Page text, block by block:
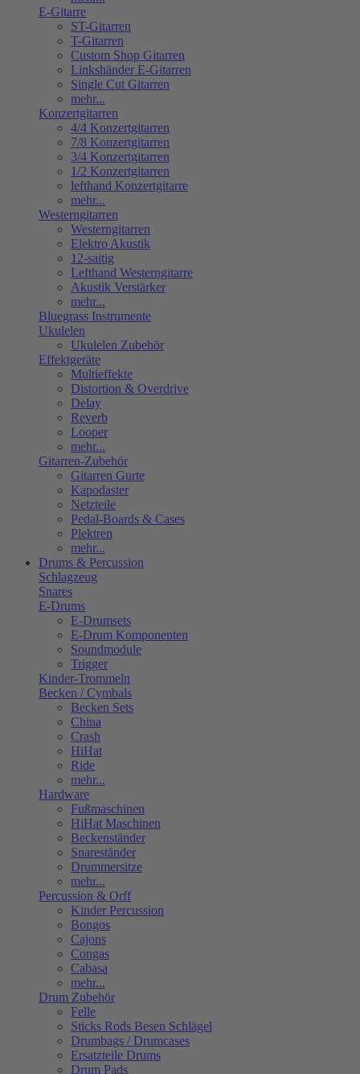
E-Gitarre
ST-Gitarren
T-Gitarren
Custom Shop Gitarren
Linkshänder E-Gitarren
Single Cut Gitarren
mehr...
Konzertgitarren
4/4 Konzertgitarren
7/8 Konzertgitarren
3/4 Konzertgitarren
1/2 Konzertgitarren
lefthand Konzertgitarre
mehr...
Westerngitarren
Westerngitarren
Elektro Akustik
12-saitig
Lefthand Westerngitarre
Akustik Verstärker
mehr...
Bluegrass Instrumente
Ukulelen
Ukulelen Zubehör
Effektgeräte
Multieffekte
Distortion & Overdrive
Delay
Reverb
Looper
mehr...
Gitarren-Zubehör
Gitarren Gurte
Kapodaster
Netzteile
Pedal-Boards & Cases
Plektren
mehr...
Drums & Percussion
Schlagzeug
Snares
E-Drums
E-Drumsets
E-Drum Komponenten
Soundmodule
Trigger
Kinder-Trommeln
Becken / Cymbals
Becken Sets
China
Crash
HiHat
Ride
mehr...
Hardware
Fußmaschinen
HiHat Maschinen
Beckenständer
Snareständer
Drummersitze
mehr...
Percussion & Orff
Kinder Percussion
Bongos
Cajons
Congas
Cabasa
mehr...
Drum Zubehör
Felle
Sticks Rods Besen Schlägel
Drumbags / Drumcases
Ersatzteile Drums
Drum Pads